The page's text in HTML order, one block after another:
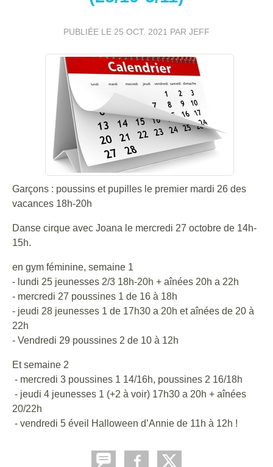
PUBLIÉE LE 25 OCT. 2021 PAR JEFF
Garçons : poussins et pupilles le premier mardi 26 des
vacances 18h-20h
Danse cirque avec Joana le mercredi 27 octobre de 14h-
15h.
en gym féminine, semaine 1
- lundi 25 jeunesses 2/3 18h-20h + aînées 20h a 22h
- mercredi 27 poussines 1 de 16 à 18h
- jeudi 28 jeunesses 1 de 17h30 a 20h et aînées de 20 à
22h
- Vendredi 29 poussines 2 de 10 à 12h
Et semaine 2
- mercredi 3 poussines 1 14/16h, poussines 2 16/18h
- jeudi 4 jeunesses 1 (+2 à voir) 17h30 a 20h + aînées
20/22h
- vendredi 5 éveil Halloween d’Annie de 11h à 12h !